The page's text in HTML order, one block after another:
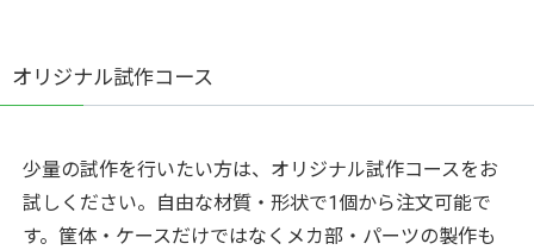
オリジナル試作コース
少量の試作を行いたい方は、オリジナル試作コースをお
試しください。自由な材質・形状で1個から注文可能で
す。筐体・ケースだけではなくメカ部・パーツの製作も